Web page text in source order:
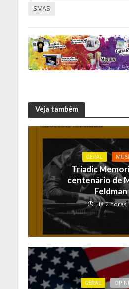
SMAS
Veja também
GERAL
Triadic
centenário de
Feldman
Há 2 horas
GERAL